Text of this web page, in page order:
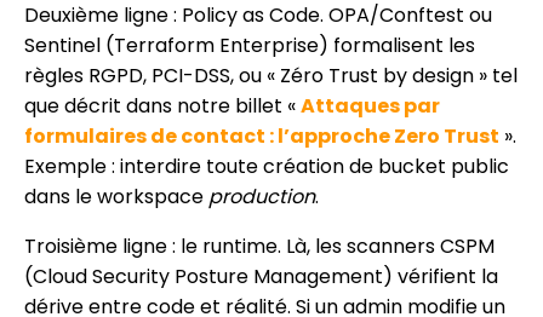
Deuxième ligne : Policy as Code. OPA/Conftest ou
Sentinel (Terraform Enterprise) formalisent les
règles RGPD, PCI-DSS, ou « Zéro Trust by design » tel
que décrit dans notre billet «Attaques par
formulaires de contact : l’approche Zero Trust ».
Exemple : interdire toute création de bucket public
dans le workspace production.
Troisième ligne : le runtime. Là, les scanners CSPM
(Cloud Security Posture Management) vérifient la
dérive entre code et réalité. Si un admin modifie un